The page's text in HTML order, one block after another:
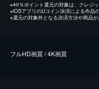
※40％ポイント還元の対象は、クレジ
※iOSアプリのUコイン決済による作品
※還元の対象外となる決済方法や商品
フルHD画質 / 4K画質